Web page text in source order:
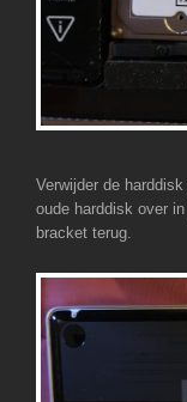
Verwijder de
oude harddisk over
bracket terug.